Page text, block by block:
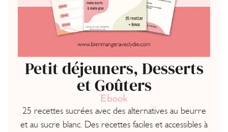
Petit déjeuners, Desserts
et Goûters
Ebook
25 recettes sucrées avec des alternatives au beurre
et au sucre blanc. Des recettes faciles et accessibles à